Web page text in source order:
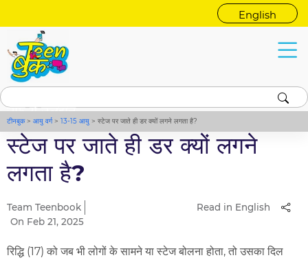
English
उफ़ ये उलझन
टीनबुक>आयु वर्ग>13-15 आयु >स्टेज पर जाते ही डर क्यों लगने लगता है?
स्टेज पर जाते ही डर क्यों लगने
लगता है?
Team Teenbook
On Feb 21, 2025
Read in English
रिद्धि (17) को जब भी लोगों के सामने या स्टेज बोलना होता, तो उसका दिल